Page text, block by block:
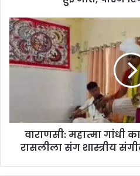
वाराणसी: महात्मा गांधी
रासलीला संग शास्त्रीय